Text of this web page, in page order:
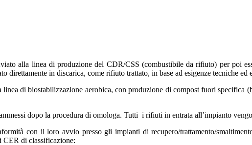
alla linea di produzione del CDR/CSS (combustibile da rifiuto) per poi
in discarica, come rifiuto trattato, in base ad esigenze tecniche ed
di biostabilizzazione aerobica, con produzione di compost fuori specifica
dopo la procedura di omologa. Tutti i rifiuti in entrata all’impianto
con il loro avvio presso gli impianti di recupero/trattamento/
di classificazione: